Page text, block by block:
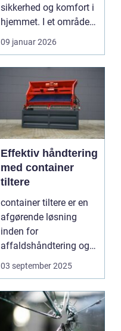
sikkerhed og komfort i
hjemmet. I et område
som Vedbæk, h...
09 januar 2026
Effektiv håndtering
med container
tiltere
container tiltere er en
afgørende løsning
inden for
affaldshåndtering og
genanve...
03 september 2025